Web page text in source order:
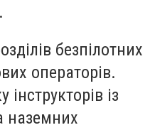
безпілотних
операторів.
із
наземних